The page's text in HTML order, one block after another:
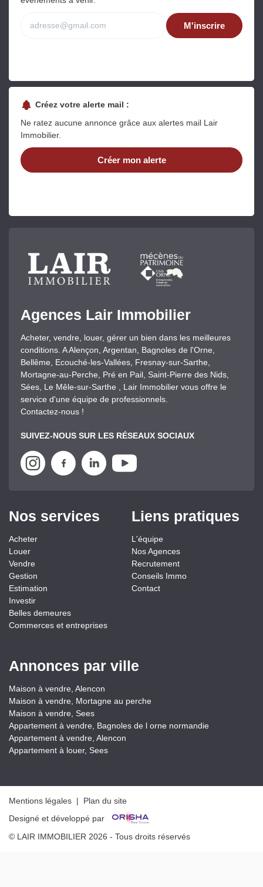
M'inscrire
Créez votre alerte mail :
Ne ratez aucune annonce grâce aux alertes mail Lair
Immobilier.
Créer mon alerte
Agences Lair Immobilier
Acheter, vendre, louer, gérer un bien dans les meilleures
conditions. A Alençon, Argentan, Bagnoles de l'Orne,
Bellême, Ecouché-les-Vallées, Fresnay-sur-Sarthe,
Mortagne-au-Perche, Pré en Pail, Saint-Pierre des Nids,
Sées, Le Mêle-sur-Sarthe , Lair Immobilier vous offre le
service d'une équipe de professionnels.
Contactez-nous !
SUIVEZ-NOUS SUR LES RÉSEAUX SOCIAUX
Nos services
Acheter
Louer
Vendre
Gestion
Estimation
Investir
Belles demeures
Commerces et entreprises
Liens pratiques
L'équipe
Nos Agences
Recrutement
Conseils Immo
Contact
Annonces par ville
Maison à vendre, Alencon
Maison à vendre, Mortagne au perche
Maison à vendre, Sees
Appartement à vendre, Bagnoles de l orne normandie
Appartement à vendre, Alencon
Appartement à louer, Sees
Mentions légales | Plan du site
Designé et développé par
© LAIR IMMOBILIER 2026 - Tous droits réservés